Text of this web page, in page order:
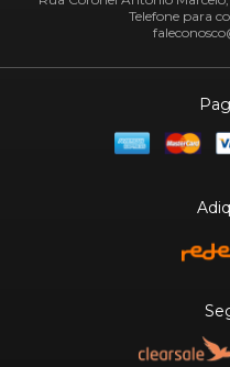
Telefone para